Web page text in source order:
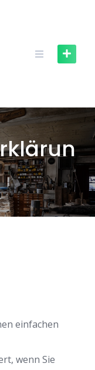
einfachen
wenn Sie